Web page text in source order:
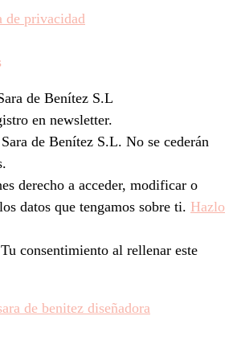
de privacidad
de Benítez S.L
en newsletter.
de Benítez S.L. No se cederán
derecho a acceder, modificar o
datos que tengamos sobre ti. Hazlo
consentimiento al rellenar este